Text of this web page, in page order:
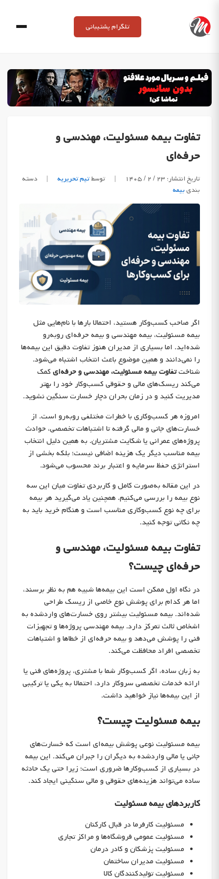
content
تلگرام پشتیبانی
تفاوت بیمه مسئولیت، مهندسی و
حرفه‌ای
تاریخ انتشار: ۲۳ / ۲ / ۱۴۰۵ | توسطتیم تحریریه |
دسته
بندیبیمه
اگر صاحب کسب‌وکار هستید، احتمالا بارها با نام‌هایی مثل
بیمه مسئولیت، بیمه مهندسی و بیمه حرفه‌ای روبه‌رو
شده‌اید. اما بسیاری از مدیران هنوز تفاوت دقیق این بیمه‌ها
را نمی‌دانند و همین موضوع باعث انتخاب اشتباه می‌شود.
شناختتفاوت بیمه مسئولیت، مهندسی و حرفه‌ای کمک
می‌کند ریسک‌های مالی و حقوقی کسب‌وکار خود را بهتر
مدیریت کنید و در زمان بحران دچار خسارت سنگین نشوید.
امروزه هر کسب‌وکاری با خطرات مختلفی روبه‌رو است. از
خسارت‌های جانی و مالی گرفته تا اشتباهات تخصصی، حوادث
پروژه‌های عمرانی یا شکایت مشتریان. به همین دلیل انتخاب
بیمه مناسب دیگر یک هزینه اضافی نیست؛ بلکه بخشی از
استراتژی حفظ سرمایه و اعتبار برند محسوب می‌شود.
در این مقاله به‌صورت کامل و کاربردی تفاوت میان این سه
نوع بیمه را بررسی می‌کنیم. همچنین یاد می‌گیرید هر بیمه
برای چه نوع کسب‌وکاری مناسب است و هنگام خرید باید به
چه نکاتی توجه کنید.
تفاوت بیمه مسئولیت، مهندسی و
حرفه‌ای چیست؟
در نگاه اول ممکن است این بیمه‌ها شبیه هم به نظر برسند،
اما هر کدام برای پوشش نوع خاصی از ریسک طراحی
شده‌اند. بیمه مسئولیت بیشتر روی خسارت‌های واردشده به
اشخاص ثالث تمرکز دارد. بیمه مهندسی پروژه‌ها و تجهیزات
فنی را پوشش می‌دهد و بیمه حرفه‌ای از خطاها و اشتباهات
تخصصی افراد محافظت می‌کند.
به زبان ساده، اگر کسب‌وکار شما با مشتری، پروژه‌های فنی یا
ارائه خدمات تخصصی سروکار دارد، احتمالا به یکی یا ترکیبی
از این بیمه‌ها نیاز خواهید داشت.
بیمه مسئولیت چیست؟
بیمه مسئولیت نوعی پوشش بیمه‌ای است که خسارت‌های
جانی یا مالی واردشده به دیگران را جبران می‌کند. این بیمه
در بسیاری از کسب‌وکارها ضروری است؛ زیرا حتی یک حادثه
ساده می‌تواند هزینه‌های حقوقی و مالی سنگینی ایجاد کند.
کاربردهای بیمه مسئولیت
مسئولیت کارفرما در قبال کارکنان
مسئولیت عمومی فروشگاه‌ها و مراکز تجاری
مسئولیت پزشکان و کادر درمان
مسئولیت مدیران ساختمان
مسئولیت تولیدکنندگان کالا